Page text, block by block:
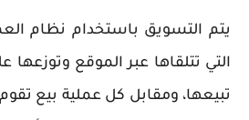
يتم التسويق باستخدام نظام
التي تتلقاها عبر الموقع وتوزعها
تبيعها، ومقابل كل عملية بيع